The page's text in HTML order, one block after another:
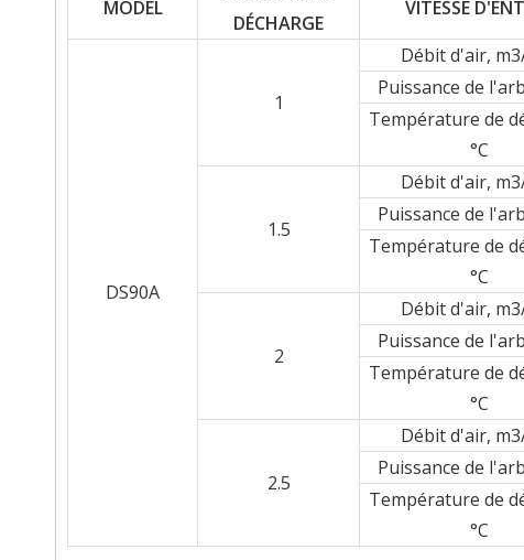
MODEL
DÉCHARGE
VITESSE
DS90A
1
Débit d'air,
Puissance de
Température de
°C
1.5
Débit d'air,
Puissance de
Température de
°C
2
Débit d'air,
Puissance de
Température de
°C
2.5
Débit d'air,
Puissance de
Température de
°C